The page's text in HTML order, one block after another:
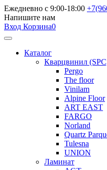
Ежедневно с 9:00-18:00
Напишите нам
Вход Корзина0
Каталог
Кварцвинил
Pergo
The floor
Vinilam
Alpine Floor
ART EAST
FARGO
Norland
Quartz
Tulesna
UNION
Ламинат